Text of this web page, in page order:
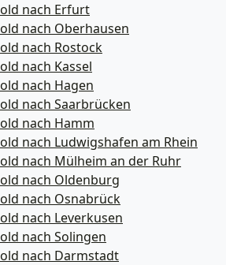
nach Erfurt
nach Oberhausen
nach Rostock
nach Kassel
nach Hagen
nach Saarbrücken
nach Hamm
nach Ludwigshafen am Rhein
nach Mülheim an der Ruhr
nach Oldenburg
nach Osnabrück
nach Leverkusen
nach Solingen
nach Darmstadt